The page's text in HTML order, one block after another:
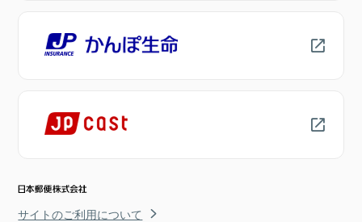
サイトのご利用について